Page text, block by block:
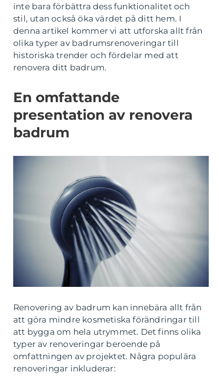
inte bara förbättra dess funktionalitet och
stil, utan också öka värdet på ditt hem. I
denna artikel kommer vi att utforska allt från
olika typer av badrumsrenoveringar till
historiska trender och fördelar med att
renovera ditt badrum.
En omfattande
presentation av renovera
badrum
Renovering av badrum kan innebära allt från
att göra mindre kosmetiska förändringar till
att bygga om hela utrymmet. Det finns olika
typer av renoveringar beroende på
omfattningen av projektet. Några populära
renoveringar inkluderar: